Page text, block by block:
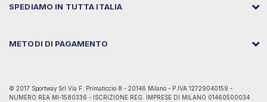
SPEDIAMO IN TUTTA ITALIA
METODI DI PAGAMENTO
© 2017 Sportway Srl Via F. Primaticcio 8 - 20146 Milano - P.IVA 12729040159 -
NUMERO REA MI-1580336 - ISCRIZIONE REG. IMPRESE DI MILANO 01460500034